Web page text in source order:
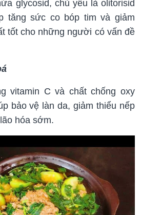
glycosid, chủ yếu là olitorisid
tăng sức co bóp tim và giảm
tốt cho những người có vấn đề
vitamin C và chất chống oxy
bảo vệ làn da, giảm thiểu nếp
hóa sớm.